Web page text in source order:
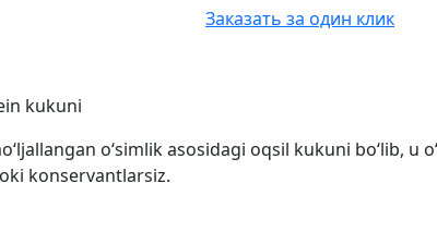
Заказать за один клик
kukuni
o‘simlik asosidagi oqsil kukuni bo‘lib, u
konservantlarsiz.